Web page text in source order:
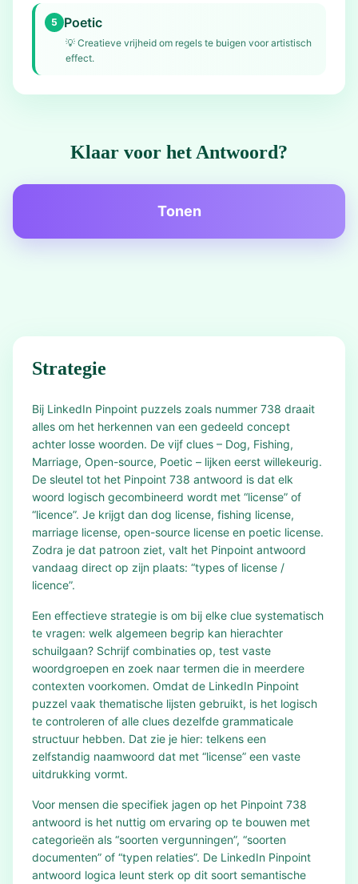
5 Poetic
💡 Creatieve vrijheid om regels te buigen voor artistisch
effect.
Klaar voor het Antwoord?
Tonen
Strategie
Bij LinkedIn Pinpoint puzzels zoals nummer 738 draait
alles om het herkennen van een gedeeld concept
achter losse woorden. De vijf clues – Dog, Fishing,
Marriage, Open-source, Poetic – lijken eerst willekeurig.
De sleutel tot het Pinpoint 738 antwoord is dat elk
woord logisch gecombineerd wordt met “license” of
“licence”. Je krijgt dan dog license, fishing license,
marriage license, open-source license en poetic license.
Zodra je dat patroon ziet, valt het Pinpoint antwoord
vandaag direct op zijn plaats: “types of license /
licence”.
Een effectieve strategie is om bij elke clue systematisch
te vragen: welk algemeen begrip kan hierachter
schuilgaan? Schrijf combinaties op, test vaste
woordgroepen en zoek naar termen die in meerdere
contexten voorkomen. Omdat de LinkedIn Pinpoint
puzzel vaak thematische lijsten gebruikt, is het logisch
te controleren of alle clues dezelfde grammaticale
structuur hebben. Dat zie je hier: telkens een
zelfstandig naamwoord dat met “license” een vaste
uitdrukking vormt.
Voor mensen die specifiek jagen op het Pinpoint 738
antwoord is het nuttig om ervaring op te bouwen met
categorieën als “soorten vergunningen”, “soorten
documenten” of “typen relaties”. De LinkedIn Pinpoint
antwoord logica leunt sterk op dit soort semantische